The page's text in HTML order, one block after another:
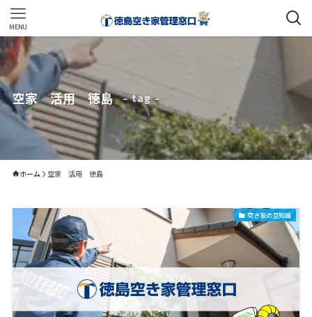
MENU
空家 活用 徳島 – tag –
ホーム 空家 活用 徳島
空き家の豆知識